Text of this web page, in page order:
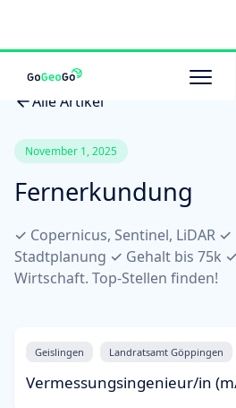
Alle Artikel
November 1, 2025
Fernerkundung
✓ Copernicus, Sentinel, LiDAR
Stadtplanung ✓ Gehalt bis 75k
Wirtschaft. Top-Stellen finden!
Geislingen Landratsamt Göppingen
Vermessungsingenieur/in